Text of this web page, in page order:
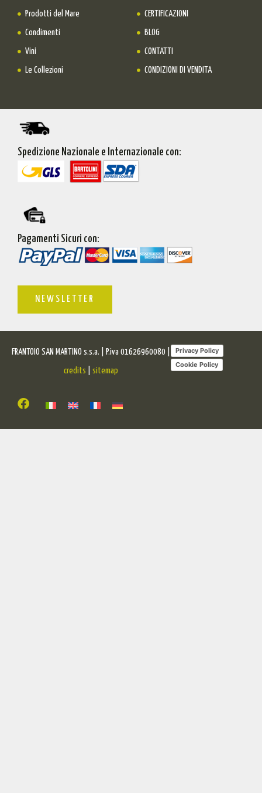
Prodotti del Mare
Condimenti
Vini
Le Collezioni
CERTIFICAZIONI
BLOG
CONTATTI
CONDIZIONI DI VENDITA
Spedizione Nazionale e Internazionale con:
Pagamenti Sicuri con:
NEWSLETTER
FRANTOIO SAN MARTINO s.s.a. | P.iva 01626960080 |
credits |sitemap
Privacy Policy
Cookie Policy